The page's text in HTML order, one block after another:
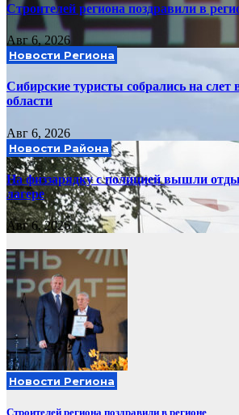
Строителей региона поздравили в
Авг 6, 2026
Новости Региона
Сибирские туристы собрались на слет
области
Авг 6, 2026
Новости Района
На физзарядку с полицией вышли
лагере
Авг 6, 2026
Новости Региона
Строителей региона поздравили в регионе